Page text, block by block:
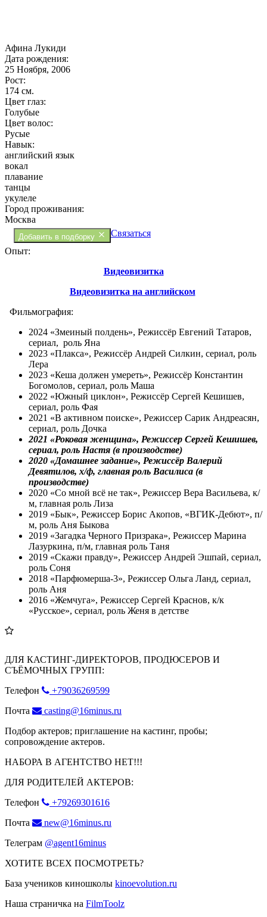
Афина Лукиди
Дата рождения:
25 Ноября, 2006
Рост:
174 cм.
Цвет глаз:
Голубые
Цвет волос:
Русые
Навык:
английский язык
вокал
плавание
танцы
укулеле
Город проживания:
Москва
Добавить в подборку
Связаться
Опыт:
Видеовизитка
Видеовизитка на английском
Фильмография:
2024 «Змеиный полдень», Режиссёр Евгений Татаров,
сериал, роль Яна
2023 «Плакса», Режиссёр Андрей Силкин, сериал, роль
Лера
2023 «Кеша должен умереть», Режиссёр Константин
Богомолов, сериал, роль Маша
2022 «Южный циклон», Режиссёр Сергей Кешишев,
сериал, роль Фая
2021 «В активном поиске», Режиссер Сарик Андреасян,
сериал, роль Дочка
2021 «Роковая женщина», Режиссер Сергей Кешишев,
сериал, роль Настя (в производстве)
2020 «Домашнее задание», Режиссёр Валерий
Девятилов, х/ф, главная роль Василиса (в
производстве)
2020 «Со мной всё не так», Режиссер Вера Васильева, к/
м, главная роль Лиза
2019 «Бык», Режиссер Борис Акопов, «ВГИК-Дебют», п/
м, роль Аня Быкова
2019 «Загадка Черного Призрака», Режиссер Марина
Лазуркина, п/м, главная роль Таня
2019 «Скажи правду», Режиссер Андрей Эшпай, сериал,
роль Соня
2018 «Парфюмерша-3», Режиссер Ольга Ланд, сериал,
роль Аня
2016 «Жемчуга», Режиссер Сергей Краснов, к/к
«Русское», сериал, роль Женя в детстве
ДЛЯ КАСТИНГ-ДИРЕКТОРОВ, ПРОДЮСЕРОВ И
СЪЁМОЧНЫХ ГРУПП:
Телефон
+79036269599
Почта
casting@16minus.ru
Подбор актеров; приглашение на кастинг, пробы;
сопровождение актеров.
НАБОРА В АГЕНТСТВО НЕТ!!!
ДЛЯ РОДИТЕЛЕЙ АКТЕРОВ:
Телефон
+79269301616
Почта
new@16minus.ru
Телеграм @agent16minus
ХОТИТЕ ВСЕХ ПОСМОТРЕТЬ?
База учеников киношколы kinoevolution.ru
Наша страничка на FilmToolz